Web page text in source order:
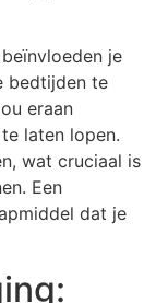
je
bedtijden te
eraan
laten lopen.
wat cruciaal is
Een
dat je